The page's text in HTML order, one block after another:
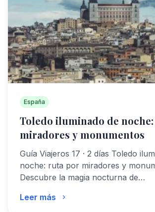
España
Toledo iluminado de
miradores y monumentos
Guía Viajeros 17 · 2 días Toledo
noche: ruta por miradores y
Descubre la magia nocturna de…
Leer más